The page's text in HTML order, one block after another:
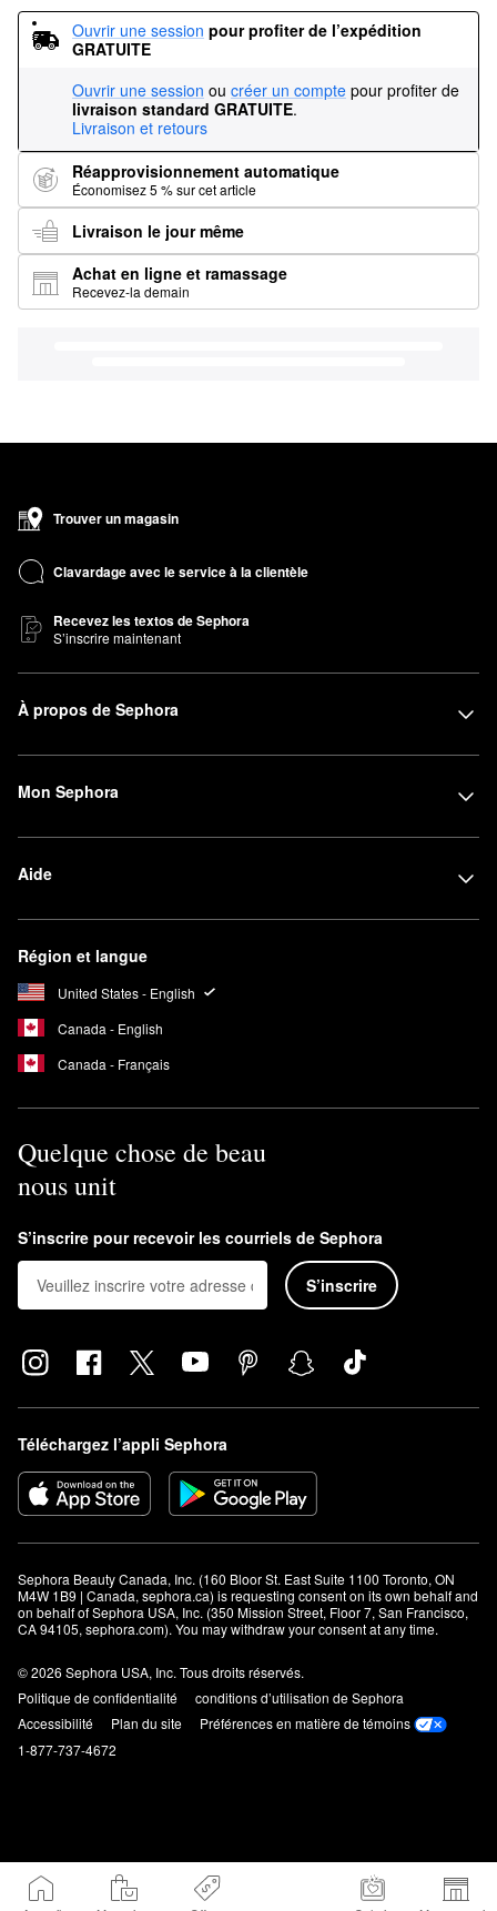
Ouvrir une session pour profiter de l’expédition
GRATUITE
Ouvrir une session ou créer un compte pour profiter de
livraison standard GRATUITE.
Livraison et retours
Réapprovisionnement automatique
Économisez 5 % sur cet article
Livraison le jour même
Achat en ligne et ramassage
Recevez-la demain
Trouver un magasin
Clavardage avec le service à la clientèle
Recevez les textos de Sephora
S’inscrire maintenant
À propos de Sephora
Mon Sephora
Aide
Région et langue
United States - English
Canada - English
Canada - Français
Quelque chose de beau
nous unit
S’inscrire pour recevoir les courriels de Sephora
S’inscrire
Téléchargez l’appli Sephora
Sephora Beauty Canada, Inc. (160 Bloor St. East Suite 1100 Toronto, ON
M4W 1B9 | Canada, sephora.ca) is requesting consent on its own behalf and
on behalf of Sephora USA, Inc. (350 Mission Street, Floor 7, San Francisco,
CA 94105, sephora.com). You may withdraw your consent at any time.
© 2026 Sephora USA, Inc. Tous droits réservés.
Politique de confidentialité
conditions d’utilisation de Sephora
Accessibilité
Plan du site
Préférences en matière de témoins
1-877-737-4672